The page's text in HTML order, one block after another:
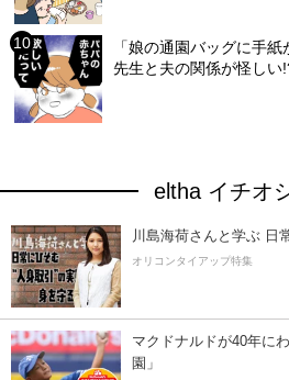
「娘の通園バッグに手
先生と夫の関係が怪し
eltha イチオ
川島海荷さんと学ぶ 日
オリコンタイアップ特集
マクドナルドが40年に
園」